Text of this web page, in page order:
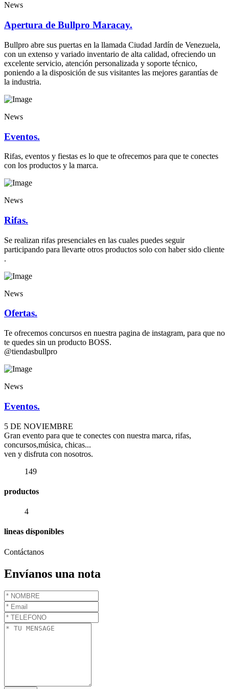
News
Apertura de Bullpro Maracay.
Bullpro abre sus puertas en la llamada Ciudad Jardín de Venezuela,
con un extenso y variado inventario de alta calidad, ofreciendo un
excelente servicio, atención personalizada y soporte técnico,
poniendo a la disposición de sus visitantes las mejores garantías de
la industria.
News
Eventos.
Rifas, eventos y fiestas es lo que te ofrecemos para que te conectes
con los productos y la marca.
News
Rifas.
Se realizan rifas presenciales en las cuales puedes seguir
participando para llevarte otros productos solo con haber sido cliente
.
News
Ofertas.
Te ofrecemos concursos en nuestra pagina de instagram, para que no
te quedes sin un producto BOSS.
@tiendasbullpro
News
Eventos.
5 DE NOVIEMBRE
Gran evento para que te conectes con nuestra marca, rifas,
concursos,música, chicas...
ven y disfruta con nosotros.
149
productos
4
lineas dísponibles
Contáctanos
Envíanos una nota